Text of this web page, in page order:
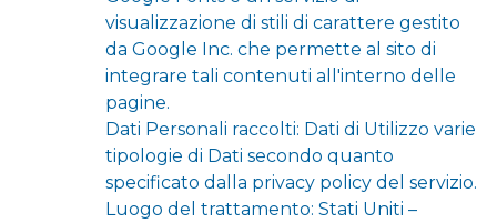
visualizzazione di stili di carattere gestito
da Google Inc. che permette al sito di
integrare tali contenuti all'interno delle
pagine.
Dati Personali raccolti: Dati di Utilizzo varie
tipologie di Dati secondo quanto
specificato dalla privacy policy del servizio.
Luogo del trattamento: Stati Uniti –